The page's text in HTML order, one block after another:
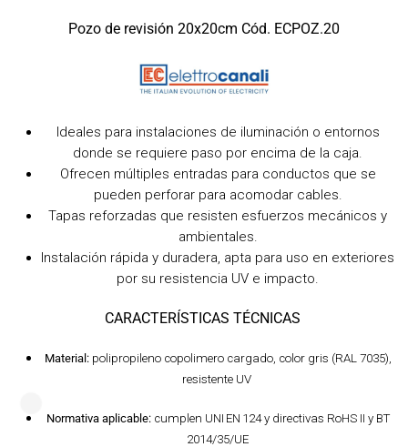
Pozo de revisión 20x20cm Cód. ECPOZ.20
Ideales para instalaciones de iluminación o entornos
donde se requiere paso por encima de la caja.
Ofrecen múltiples entradas para conductos que se
pueden perforar para acomodar cables.
Tapas reforzadas que resisten esfuerzos mecánicos y
ambientales.
Instalación rápida y duradera, apta para uso en exteriores
por su resistencia UV e impacto.
CARACTERÍSTICAS TÉCNICAS
Material:polipropileno copolimero cargado, color gris (RAL 7035),
resistente UV
Normativa aplicable:cumplen UNI EN 124 y directivas RoHS II y BT
2014/35/UE